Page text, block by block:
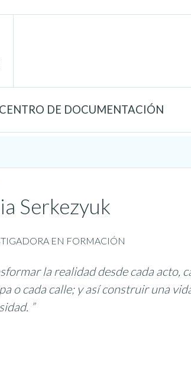
CENTRO DE DOCUMENTACIÓN
Serkezyuk
EN FORMACIÓN
la realidad desde cada acto,
o cada calle; y así construir una
”